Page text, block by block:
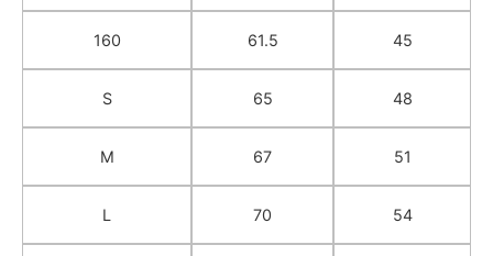
160 61.5 45
S 65 48
M 67 51
L 70 54